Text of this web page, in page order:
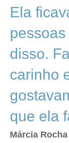
Ela
disso.
carinho
que ela
Márcia Rocha